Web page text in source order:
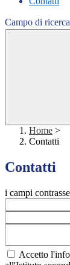
Campo di
Home >
Contatti
Contatti
i campi
Accetto